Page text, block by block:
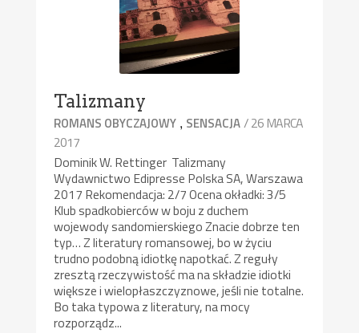
Talizmany
ROMANS OBYCZAJOWY , SENSACJA/ 26 MARCA
2017
Dominik W. Rettinger Talizmany
Wydawnictwo Edipresse Polska SA, Warszawa
2017 Rekomendacja: 2/7 Ocena okładki: 3/5
Klub spadkobierców w boju z duchem
wojewody sandomierskiego Znacie dobrze ten
typ… Z literatury romansowej, bo w życiu
trudno podobną idiotkę napotkać. Z reguły
zresztą rzeczywistość ma na składzie idiotki
większe i wielopłaszczyznowe, jeśli nie totalne.
Bo taka typowa z literatury, na mocy
rozporządz...